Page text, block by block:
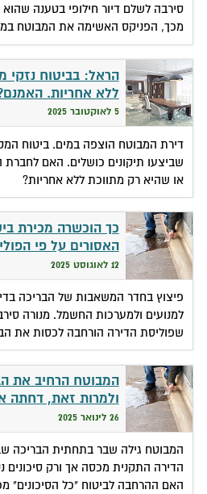
סירבה לשלם דיור חילופי בטענה
מכך, הפניקס האשימה את המבוטח
הראל: בביטוח נזקי
ללא אחריות.
5 לאוקטובר 2025
שביצעו תיקונים כושלים. האם לחברת
או שהיא רק מתווכת ללא אחריות?
כך הוכשרה מכירת
האסורים על פי
12 לאוגוסט 2025
פיצוץ בחדר המשאבות של הבריכה
למנועים ולמערכות החשמל. מנורה
שפוליסת הדירה הורחבה לכסות את
המבוטח הרחיב את
ולמרות זאת, דחתה
26 לינואר 2025
המבוטח גילה שבר בתחתית הבריכה
הדירה התקנית מכסה אך ורק סיכונים
האם ההרחבה לביטוח "כל הסיכונים"